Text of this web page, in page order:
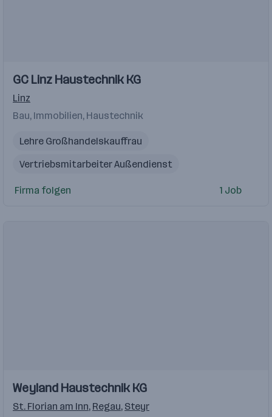
GC Linz Haustechnik KG
Linz
Bau, Immobilien, Haustechnik
Lehre Großhandelskauffrau
Vertriebsmitarbeiter Außendienst
Debitorenbuchhalter
Firma folgen 1 Job
Weyland Haustechnik KG
St. Florian am Inn, Regau, Steyr